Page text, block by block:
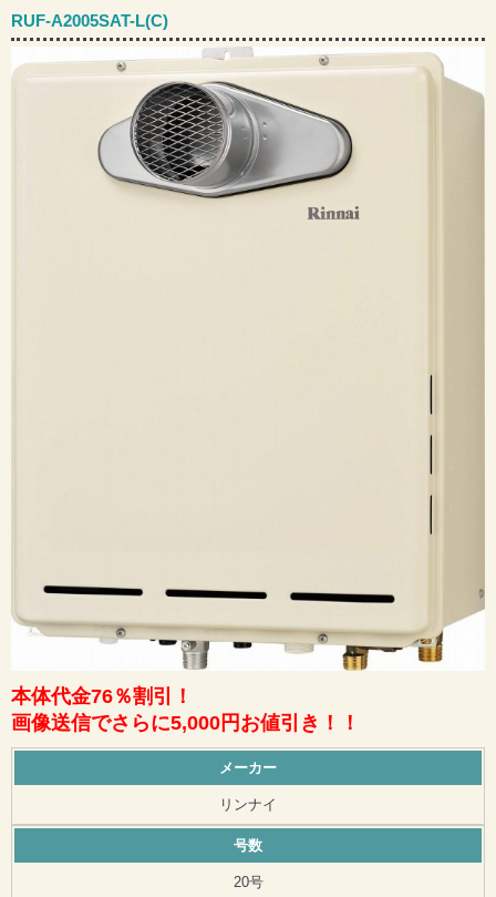
RUF-A2005SAT-L(C)
本体代金76％割引！
画像送信でさらに5,000円お値引き！！
メーカー
リンナイ
号数
20号